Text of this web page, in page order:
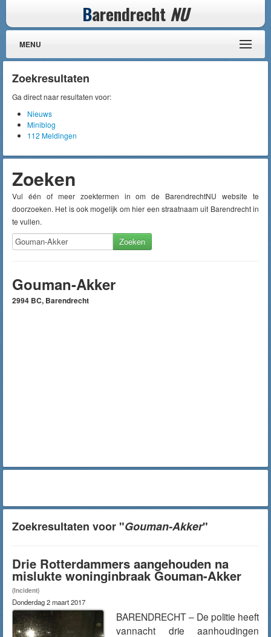
Barendrecht NU
MENU
Zoekresultaten
Ga direct naar resultaten voor:
Nieuws
Miniblog
112 Meldingen
Zoeken
Vul één of meer zoektermen in om de BarendrechtNU website te
doorzoeken. Het is ook mogelijk om hier een straatnaam uit Barendrecht in
te vullen.
Zoeken
Gouman-Akker
2994 BC, Barendrecht
Zoekresultaten voor "Gouman-Akker"
Drie Rotterdammers aangehouden na
mislukte woninginbraak Gouman-Akker
(Incident)
Donderdag 2 maart 2017
BARENDRECHT – De politie heeft
vannacht drie aanhoudingen